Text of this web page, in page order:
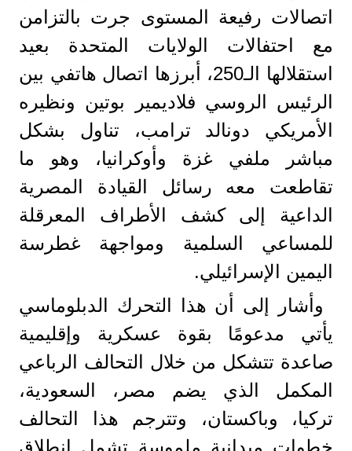
اتصالات رفيعة المستوى جرت بالتزامن
مع احتفالات الولايات المتحدة بعيد
استقلالها الـ250، أبرزها اتصال هاتفي بين
الرئيس الروسي فلاديمير بوتين ونظيره
الأمريكي دونالد ترامب، تناول بشكل
مباشر ملفي غزة وأوكرانيا، وهو ما
تقاطعت معه رسائل القيادة المصرية
الداعية إلى كشف الأطراف المعرقلة
للمساعي السلمية ومواجهة غطرسة
اليمين الإسرائيلي.
وأشار إلى أن هذا التحرك الدبلوماسي
يأتي مدعومًا بقوة عسكرية وإقليمية
صاعدة تتشكل من خلال التحالف الرباعي
المكمل الذي يضم مصر، السعودية،
تركيا، وباكستان، وتترجم هذا التحالف
خطوات ميدانية ملموسة تشمل انطلاق